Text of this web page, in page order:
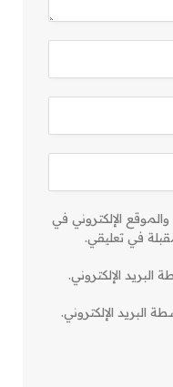
الإلكتروني في
في تعليقي.
البريد الإلكتروني.
البريد الإلكتروني.